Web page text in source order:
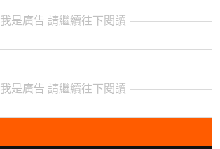
我是廣告 請繼續往下閱讀
我是廣告 請繼續往下閱讀